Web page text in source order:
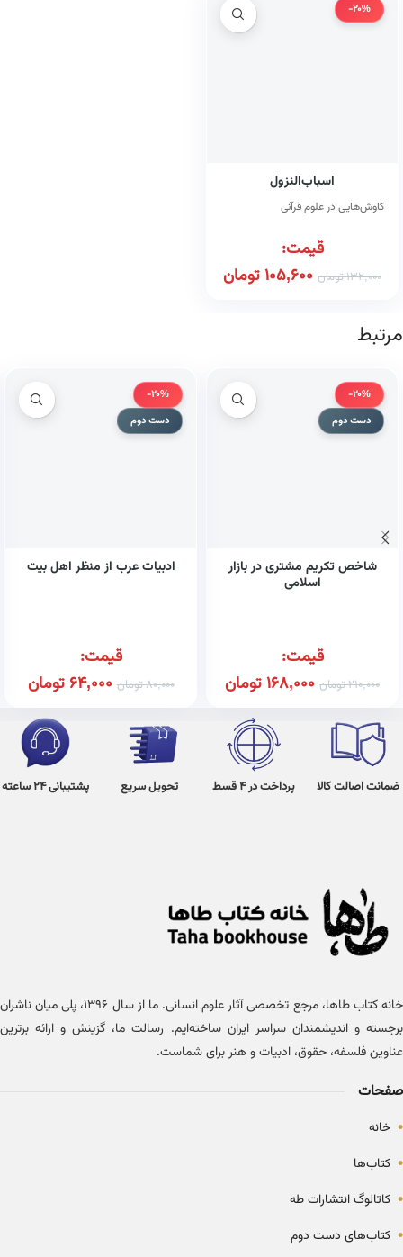
-20%
اسباب‌النزول
کاوش‌هایی در علوم قرآنی
قیمت:
132,000تومان 105,600تومان
مرتبط
-20%
دست دوم
شاخص تکریم مشتری در بازار
اسلامی
قیمت:
210,000تومان 168,000تومان
-20%
دست دوم
ادبیات عرب از منظر اهل بیت
قیمت:
80,000تومان 64,000 تومان
ضمانت اصالت کالا پرداخت در 4 قسط تحویل سریع پشتیبانی 24 ساعته
خانه کتاب طاها، مرجع تخصصی آثار علوم انسانی. ما از سال ۱۳۹۶، پلی میان ناشران
برجسته و اندیشمندان سراسر ایران ساخته‌ایم. رسالت ما، گزینش و ارائه برترین
عناوین فلسفه، حقوق، ادبیات و هنر برای شماست.
صفحات
• خانه
• کتاب‌ها
• کاتالوگ انتشارات طه
• کتاب‌های دست دوم